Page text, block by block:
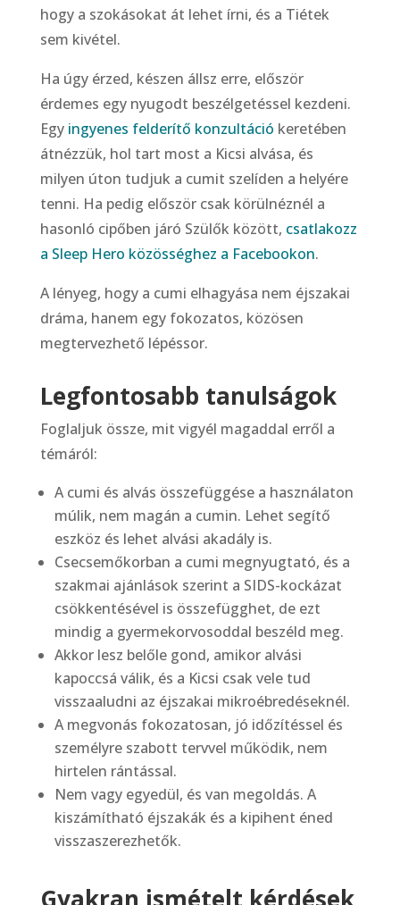
hogy a szokásokat át lehet írni, és a Tiétek
sem kivétel.
Ha úgy érzed, készen állsz erre, először
érdemes egy nyugodt beszélgetéssel kezdeni.
Egy ingyenes felderítő konzultáció keretében
átnézzük, hol tart most a Kicsi alvása, és
milyen úton tudjuk a cumit szelíden a helyére
tenni. Ha pedig először csak körülnéznél a
hasonló cipőben járó Szülők között, csatlakozz
a Sleep Hero közösséghez a Facebookon.
A lényeg, hogy a cumi elhagyása nem éjszakai
dráma, hanem egy fokozatos, közösen
megtervezhető lépéssor.
Legfontosabb tanulságok
Foglaljuk össze, mit vigyél magaddal erről a
témáról:
A cumi és alvás összefüggése a használaton
múlik, nem magán a cumin. Lehet segítő
eszköz és lehet alvási akadály is.
Csecsemőkorban a cumi megnyugtató, és a
szakmai ajánlások szerint a SIDS-kockázat
csökkentésével is összefügghet, de ezt
mindig a gyermekorvosoddal beszéld meg.
Akkor lesz belőle gond, amikor alvási
kapoccsá válik, és a Kicsi csak vele tud
visszaaludni az éjszakai mikroébredéseknél.
A megvonás fokozatosan, jó időzítéssel és
személyre szabott tervvel működik, nem
hirtelen rántással.
Nem vagy egyedül, és van megoldás. A
kiszámítható éjszakák és a kipihent éned
visszaszerezhetők.